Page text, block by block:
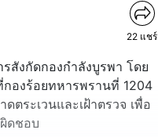
22 แชร์
สังกัดกองกำลังบูรพา โดย
องร้อยทหารพรานที่ 1204
ระเวนและเฝ้าตรวจ เพื่อ
ดชอบ